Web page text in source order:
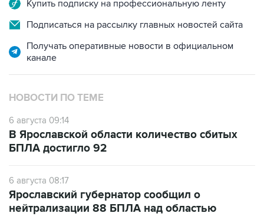
Купить подписку на профессиональную ленту
Подписаться на рассылку главных новостей сайта
Получать оперативные новости в официальном
канале
НОВОСТИ ПО ТЕМЕ
6 августа 09:14
В Ярославской области количество сбитых
БПЛА достигло 92
6 августа 08:17
Ярославский губернатор сообщил о
нейтрализации 88 БПЛА над областью